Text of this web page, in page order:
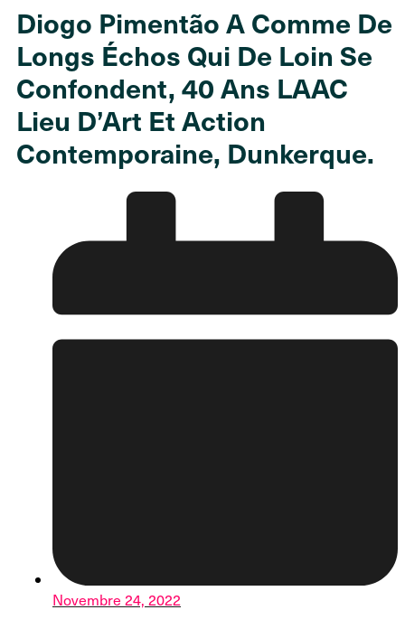
Diogo Pimentão A Comme De
Longs Échos Qui De Loin Se
Confondent, 40 Ans LAAC
Lieu D’Art Et Action
Contemporaine, Dunkerque.
Novembre 24, 2022